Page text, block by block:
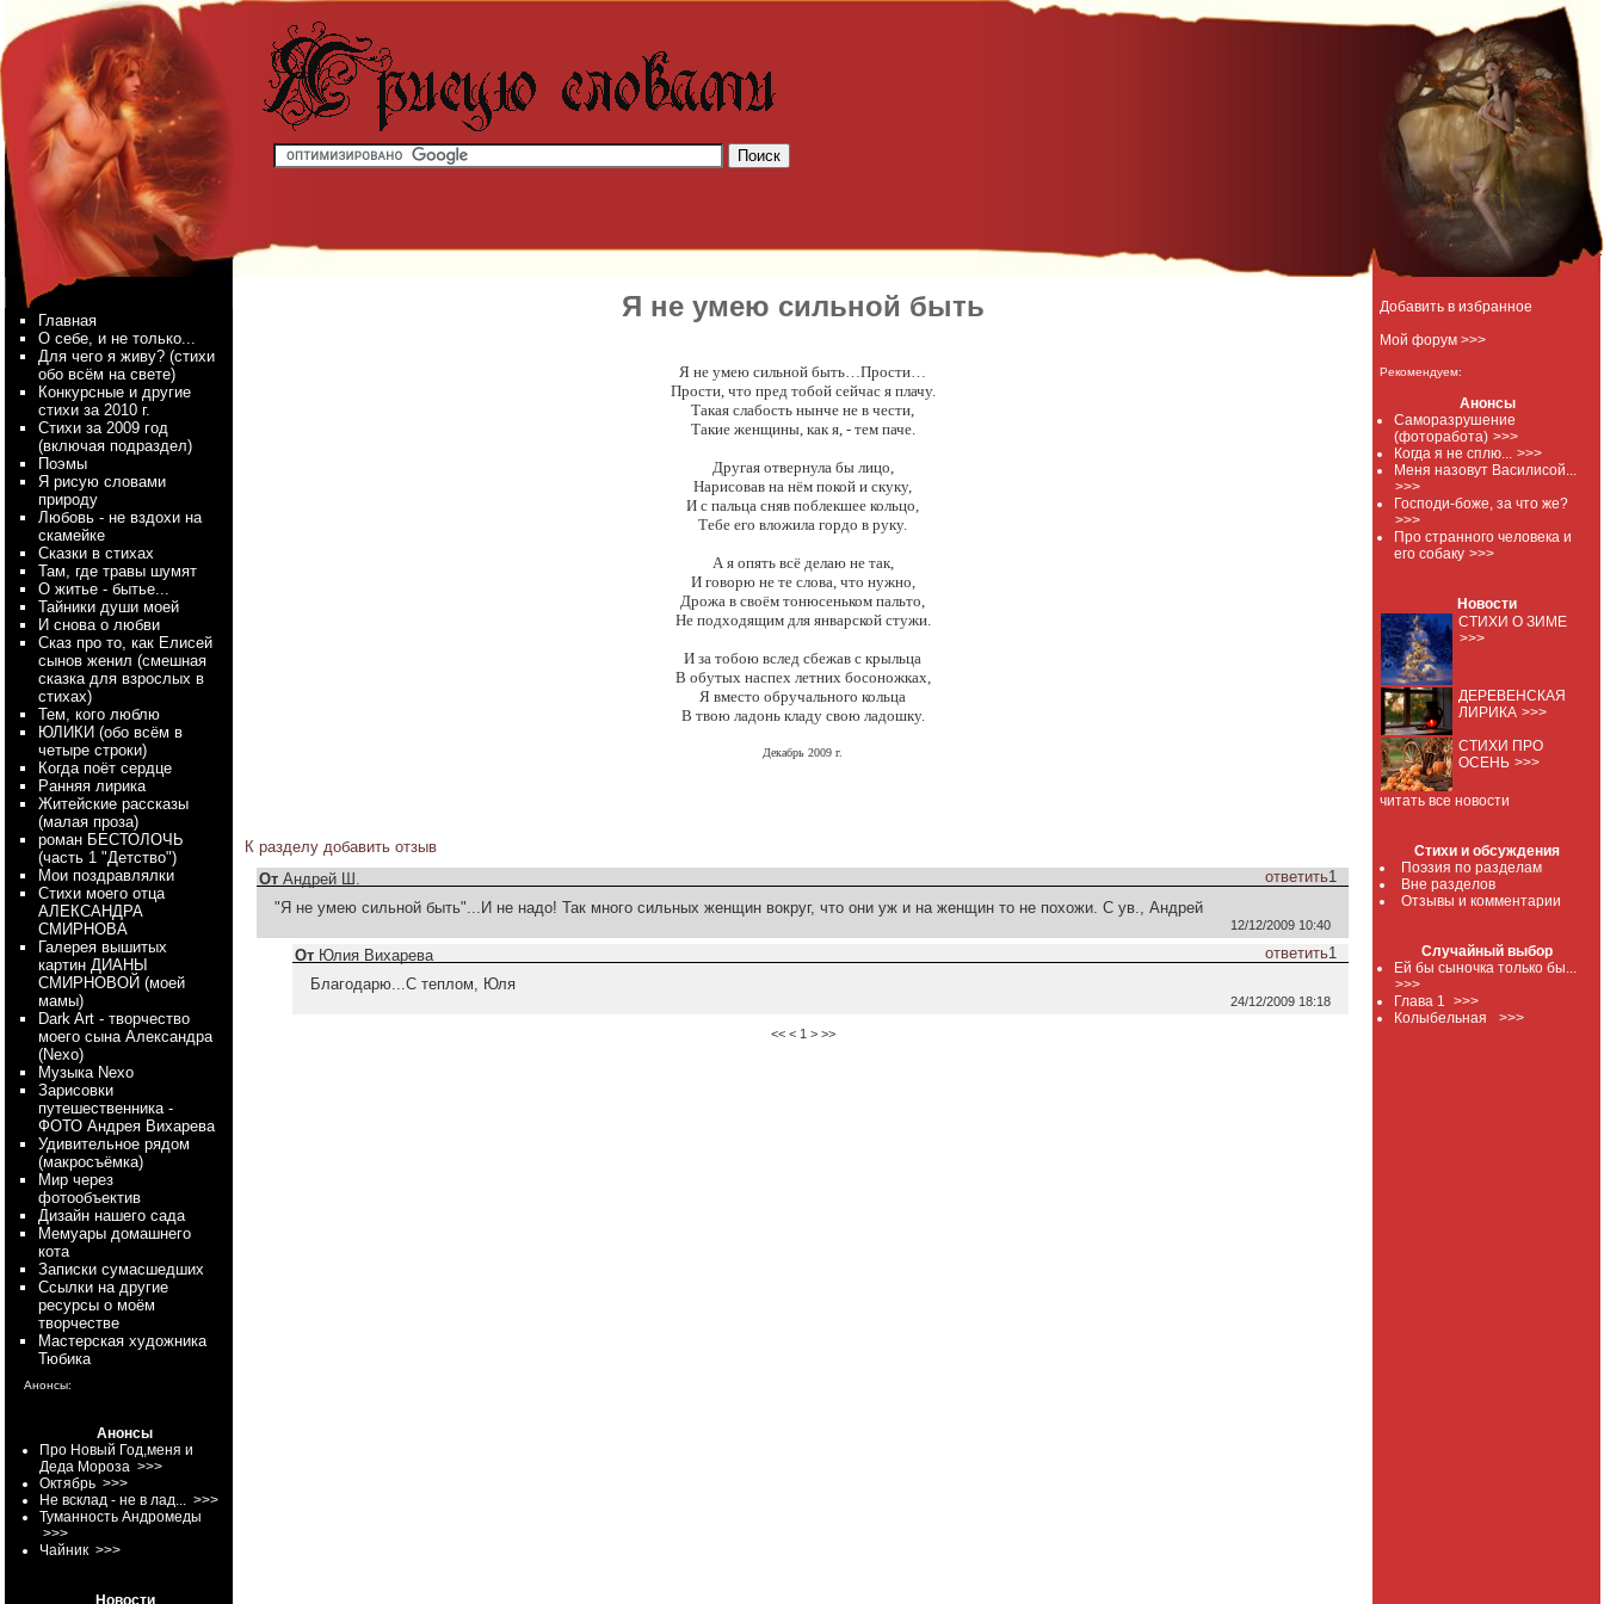
Добавить в избранное
Мой форум >>>
Рекомендуем:
Анонсы
Саморазрушение
(фоторабота) >>>
Когда я не сплю... >>>
Меня назовут Василисой...
>>>
Господи-боже, за что же?
>>>
Про странного человека и
его собаку >>>
Новости
СТИХИ О ЗИМЕ
>>>
ДЕРЕВЕНСКАЯ
ЛИРИКА >>>
СТИХИ ПРО
ОСЕНЬ >>>
читать все новости
Стихи и обсуждения
Поэзия по разделам
Вне разделов
Отзывы и комментарии
Случайный выбор
Ей бы сыночка только бы...
>>>
Глава 1 >>>
Колыбельная >>>
Главная
О себе, и не только...
Для чего я живу? (стихи
обо всём на свете)
Конкурсные и другие
стихи за 2010 г.
Стихи за 2009 год
(включая подраздел)
Поэмы
Я рисую словами
природу
Любовь - не вздохи на
скамейке
Сказки в стихах
Там, где травы шумят
О житье - бытье...
Тайники души моей
И снова о любви
Сказ про то, как Елисей
сынов женил (смешная
сказка для взрослых в
стихах)
Тем, кого люблю
ЮЛИКИ (обо всём в
четыре строки)
Когда поёт сердце
Ранняя лирика
Житейские рассказы
(малая проза)
роман БЕСТОЛОЧЬ
(часть 1 "Детство")
Мои поздравлялки
Стихи моего отца
АЛЕКСАНДРА
СМИРНОВА
Галерея вышитых
картин ДИАНЫ
СМИРНОВОЙ (моей
мамы)
Dark Art - творчество
моего сына Александра
(Nexo)
Myзыка Nexo
Зарисовки
путешественника -
ФОТО Андрея Вихарева
Удивительное рядом
(макросъёмка)
Мир через
фотообъектив
Дизайн нашего сада
Мемуары домашнего
кота
Записки сумасшедших
Ссылки на другие
ресурсы о моём
творчестве
Мастерская художника
Тюбика
Анонсы:
Анонсы
Про Новый Год,меня и
Деда Мороза >>>
Октябрь >>>
Не всклад - не в лад... >>>
Туманность Андромеды
>>>
Чайник >>>
Новости
Я не умею сильной быть
Я не умею сильной быть…Прости…
Прости, что пред тобой сейчас я плачу.
Такая слабость нынче не в чести,
Такие женщины, как я, - тем паче.
Другая отвернула бы лицо,
Нарисовав на нём покой и скуку,
И с пальца сняв поблекшее кольцо,
Тебе его вложила гордо в руку.
А я опять всё делаю не так,
И говорю не те слова, что нужно,
Дрожа в своём тонюсеньком пальто,
Не подходящим для январской стужи.
И за тобою вслед сбежав с крыльца
В обутых наспех летних босоножках,
Я вместо обручального кольца
В твою ладонь кладу свою ладошку.
Декабрь 2009 г.
К разделу добавить отзыв
От Андрей Ш. ответить1
"Я не умею сильной быть"...И не надо! Так много сильных женщин вокруг, что они уж и на женщин то не похожи. С ув., Андрей
12/12/2009 10:40
От Юлия Вихарева ответить1
Благодарю...С теплом, Юля
24/12/2009 18:18
<< < 1 > >>